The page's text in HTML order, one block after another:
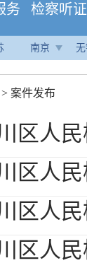
务 检察听
南京 无
> 案件发布
区人
区人
区人
区人